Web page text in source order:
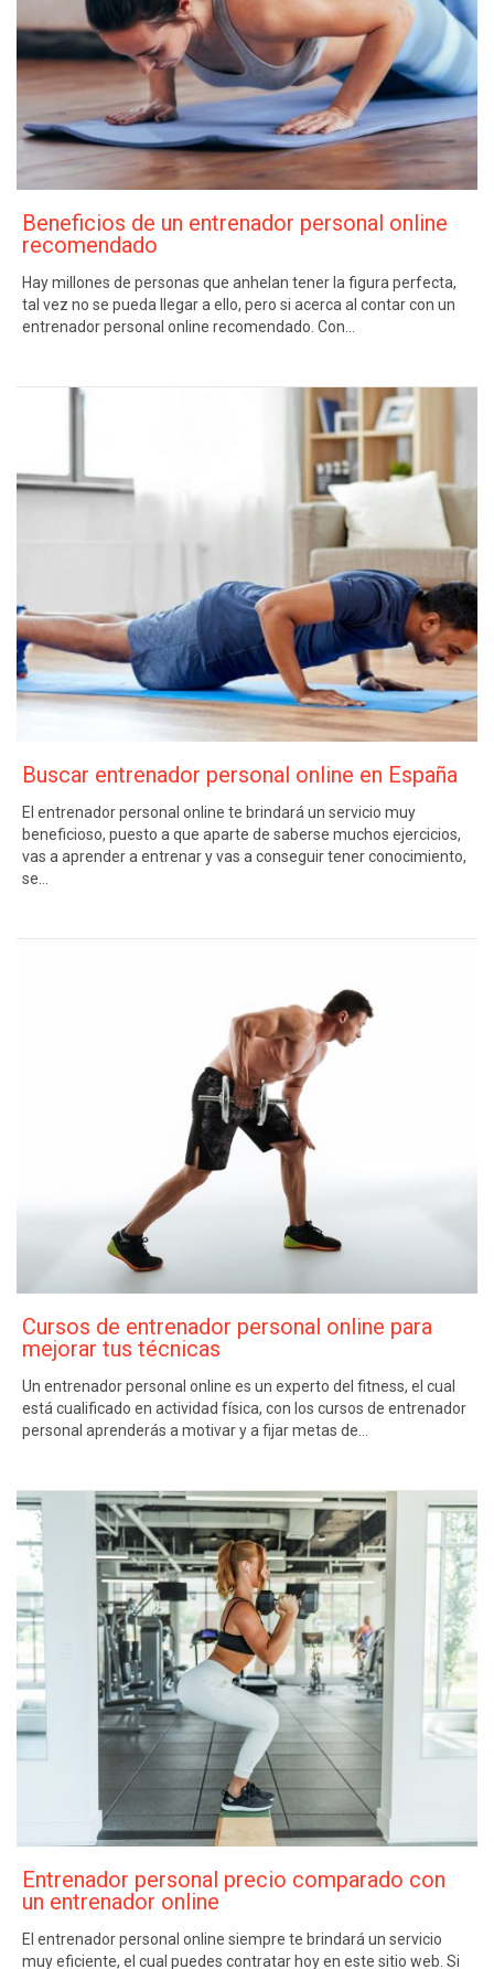
Beneficios de un entrenador personal online
recomendado
Hay millones de personas que anhelan tener la figura perfecta,
tal vez no se pueda llegar a ello, pero si acerca al contar con un
entrenador personal online recomendado. Con…
Buscar entrenador personal online en España
El entrenador personal online te brindará un servicio muy
beneficioso, puesto a que aparte de saberse muchos ejercicios,
vas a aprender a entrenar y vas a conseguir tener conocimiento,
se…
Cursos de entrenador personal online para
mejorar tus técnicas
Un entrenador personal online es un experto del fitness, el cual
está cualificado en actividad física, con los cursos de entrenador
personal aprenderás a motivar y a fijar metas de…
Entrenador personal precio comparado con
un entrenador online
El entrenador personal online siempre te brindará un servicio
muy eficiente, el cual puedes contratar hoy en este sitio web. Si